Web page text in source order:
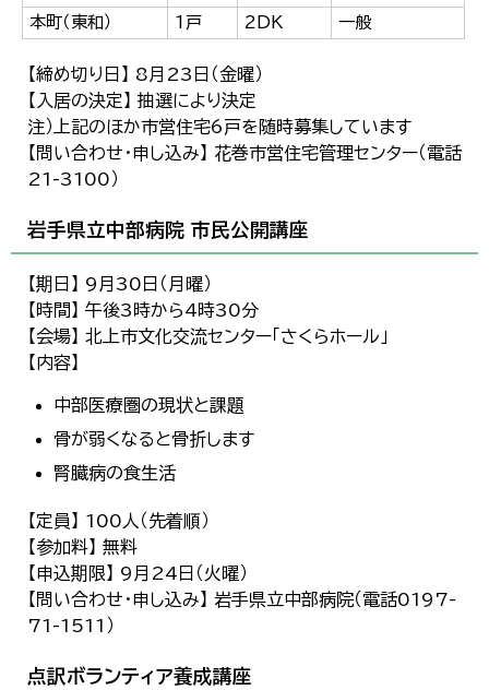
本町（東和）
1戸 2DK 一般
【締め切り日】 8月23日（金曜）
【入居の決定】 抽選により決定
注）上記のほか市営住宅6戸を随時募集しています
【問い合わせ・申し込み】 花巻市営住宅管理センター（電話
21-3100）
岩手県立中部病院 市民公開講座
【期日】 9月30日（月曜）
【時間】 午後3時から4時30分
【会場】 北上市文化交流センター「さくらホール」
【内容】
中部医療圏の現状と課題
骨が弱くなると骨折します
腎臓病の食生活
【定員】 100人（先着順）
【参加料】 無料
【申込期限】 9月24日（火曜）
【問い合わせ・申し込み】 岩手県立中部病院（電話0197-
71-1511）
点訳ボランティア養成講座